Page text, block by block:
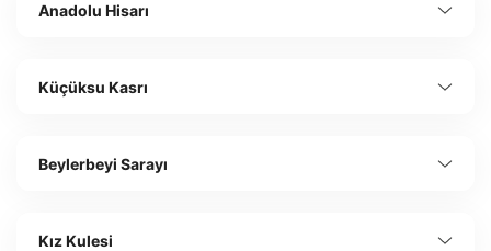
Anadolu Hisarı
Küçüksu Kasrı
Beylerbeyi Sarayı
Kız Kulesi